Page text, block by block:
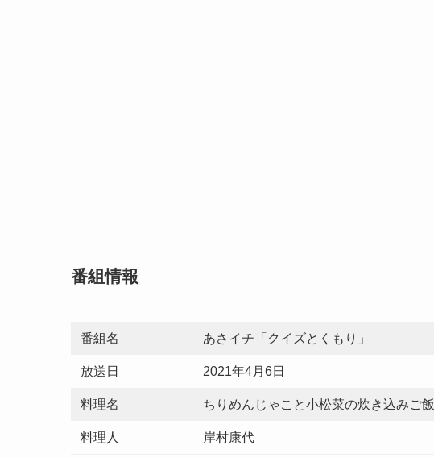
番組情報
番組名 あさイチ「クイズとくもり」
放送日 2021年4月6日
料理名 ちりめんじゃこと小松菜の炊き込みご飯
料理人 岸村康代